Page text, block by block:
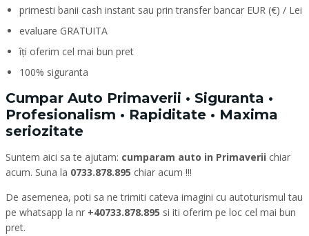
primesti banii cash instant sau prin transfer bancar EUR (€) / Lei
evaluare GRATUITA
îți oferim cel mai bun pret
100% siguranta
Cumpar Auto Primaverii • Siguranta •
Profesionalism • Rapiditate • Maxima
seriozitate
Suntem aici sa te ajutam: cumparam auto in Primaverii chiar
acum. Suna la 0733.878.895 chiar acum !!!
De asemenea, poti sa ne trimiti cateva imagini cu autoturismul tau
pe whatsapp la nr +40733.878.895 si iti oferim pe loc cel mai bun
pret.